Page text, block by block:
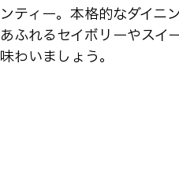
ンティー。本格的なダイニ
あふれるセイボリーやスイ
味わいましょう。